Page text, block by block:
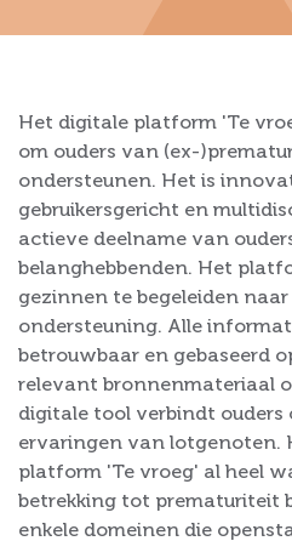
Het digitale platform 'Te
om ouders van (ex-
ondersteunen. Het is
gebruikersgericht en
actieve deelname van
belanghebbenden. Het
gezinnen te begeleiden
ondersteuning. Alle
betrouwbaar en gebaseerd
relevant bronnenmateriaal
digitale tool verbindt ouders
ervaringen van lotgenoten.
platform 'Te vroeg' al heel
betrekking tot prematuriteit
enkele domeinen die